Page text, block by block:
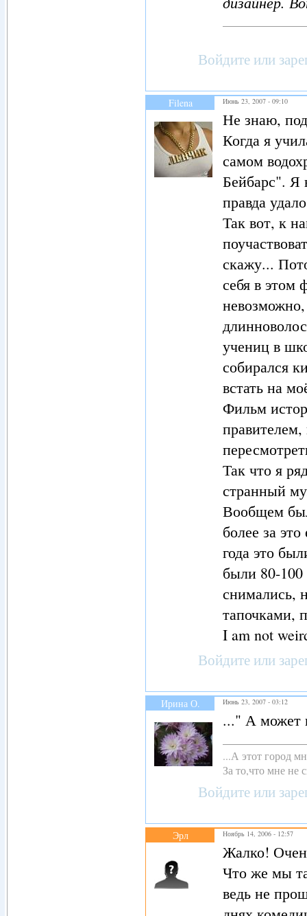
Войдите или
Filena Июнь 23, 2007 - 09:10
Не знаю,
Когда я
самом
Бейбарс". Я
правда
Так вот, к
скажу...
себя в этом
учениц в
собирался
встать на
Фильм
Так что я
странный
Вообщем
более за
года это
были 80-
снимались,
тапочками,
I am not
Войдите или
Ирина О. Июнь 23, 2007 - 03:12
..." А может
...А этот город
За то,что мне не
Войдите или
Эрл Ноябрь 14, 2006 - 12:57
Жалко!
Что же мы
ведь не